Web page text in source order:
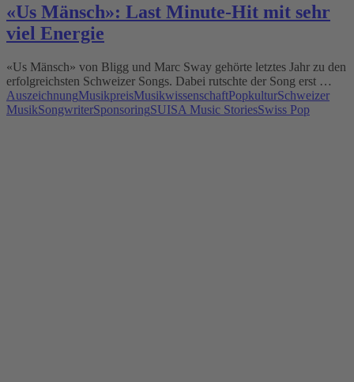
«Us Mänsch»: Last Minute-Hit mit sehr
viel Energie
«Us Mänsch» von Bligg und Marc Sway gehörte letztes Jahr zu den
erfolgreichsten Schweizer Songs. Dabei rutschte der Song erst …
AuszeichnungMusikpreisMusikwissenschaftPopkulturSchweizer
MusikSongwriterSponsoringSUISA Music StoriesSwiss Pop